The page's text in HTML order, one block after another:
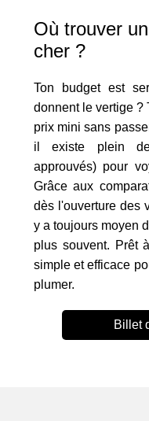
Où trouver
cher ?
Ton budget est
donnent le vertige ?
prix mini sans
il existe plein
approuvés) pour
Grâce aux
dès l'ouverture des
y a toujours moyen
plus souvent. Prêt
simple et efficace
plumer.
Billet